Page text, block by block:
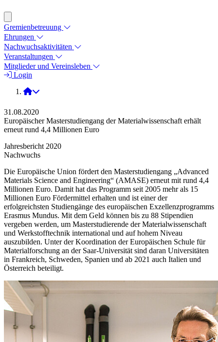
Gremienbetreuung
Ehrungen
Nachwuchsaktivitäten
Veranstaltungen
Mitglieder und Vereinsleben
Login
2020
31.08.2020
Europäischer Masterstudiengang der Materialwissenschaft erhält
erneut rund 4,4 Millionen Euro
Jahresbericht 2020
Nachwuchs
Die Europäische Union fördert den Masterstudiengang „Advanced
Materials Science and Engineering“ (AMASE) erneut mit rund 4,4
Millionen Euro. Damit hat das Programm seit 2005 mehr als 15
Millionen Euro Fördermittel erhalten und ist einer der
erfolgreichsten Studiengänge des europäischen Exzellenzprogramms
Erasmus Mundus. Mit dem Geld können bis zu 88 Stipendien
vergeben werden, um Masterstudierende der Materialwissenschaft
und Werkstofftechnik international und auf hohem Niveau
auszubilden. Unter der Koordination der Europäischen Schule für
Materialforschung an der Saar-Universität sind daran Universitäten
in Frankreich, Schweden, Spanien und ab 2021 auch Italien und
Österreich beteiligt.